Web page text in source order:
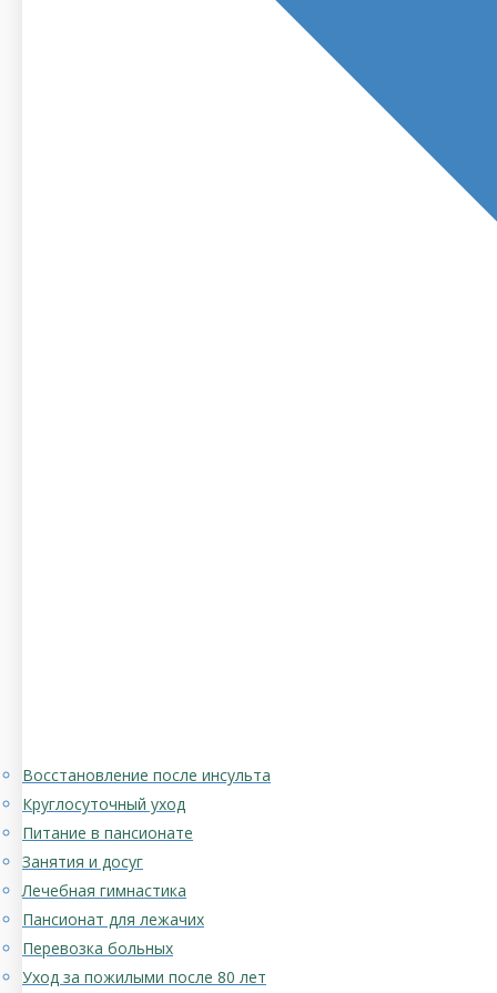
Восстановление после инсульта
Круглосуточный уход
Питание в пансионате
Занятия и досуг
Лечебная гимнастика
Пансионат для лежачих
Перевозка больных
Уход за пожилыми после 80 лет